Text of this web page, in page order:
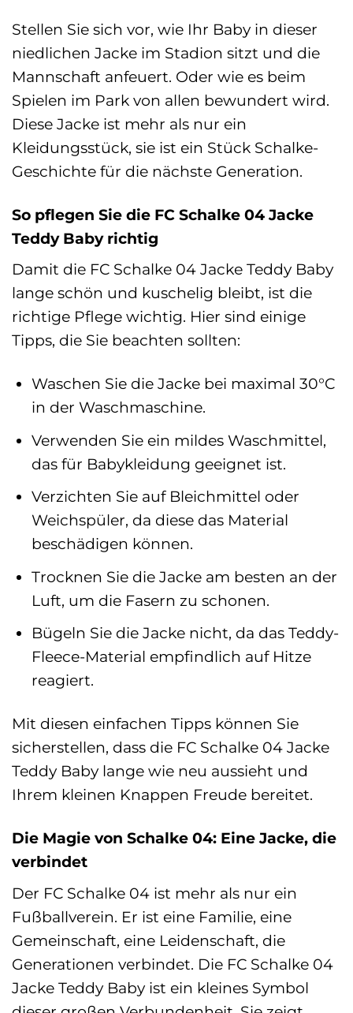
Stellen Sie sich vor, wie Ihr Baby in dieser
niedlichen Jacke im Stadion sitzt und die
Mannschaft anfeuert. Oder wie es beim
Spielen im Park von allen bewundert wird.
Diese Jacke ist mehr als nur ein
Kleidungsstück, sie ist ein Stück Schalke-
Geschichte für die nächste Generation.
So pflegen Sie die FC Schalke 04 Jacke
Teddy Baby richtig
Damit die FC Schalke 04 Jacke Teddy Baby
lange schön und kuschelig bleibt, ist die
richtige Pflege wichtig. Hier sind einige
Tipps, die Sie beachten sollten:
Waschen Sie die Jacke bei maximal 30°C
in der Waschmaschine.
Verwenden Sie ein mildes Waschmittel,
das für Babykleidung geeignet ist.
Verzichten Sie auf Bleichmittel oder
Weichspüler, da diese das Material
beschädigen können.
Trocknen Sie die Jacke am besten an der
Luft, um die Fasern zu schonen.
Bügeln Sie die Jacke nicht, da das Teddy-
Fleece-Material empfindlich auf Hitze
reagiert.
Mit diesen einfachen Tipps können Sie
sicherstellen, dass die FC Schalke 04 Jacke
Teddy Baby lange wie neu aussieht und
Ihrem kleinen Knappen Freude bereitet.
Die Magie von Schalke 04: Eine Jacke, die
verbindet
Der FC Schalke 04 ist mehr als nur ein
Fußballverein. Er ist eine Familie, eine
Gemeinschaft, eine Leidenschaft, die
Generationen verbindet. Die FC Schalke 04
Jacke Teddy Baby ist ein kleines Symbol